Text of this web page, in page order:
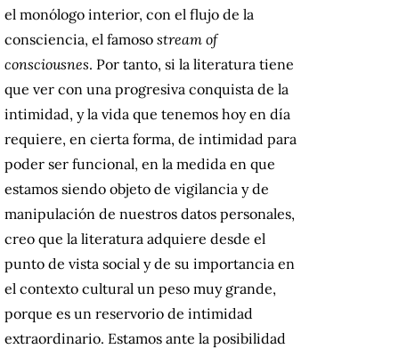
el monólogo interior, con el flujo de la
consciencia, el famoso stream of
consciousnes. Por tanto, si la literatura tiene
que ver con una progresiva conquista de la
intimidad, y la vida que tenemos hoy en día
requiere, en cierta forma, de intimidad para
poder ser funcional, en la medida en que
estamos siendo objeto de vigilancia y de
manipulación de nuestros datos personales,
creo que la literatura adquiere desde el
punto de vista social y de su importancia en
el contexto cultural un peso muy grande,
porque es un reservorio de intimidad
extraordinario. Estamos ante la posibilidad